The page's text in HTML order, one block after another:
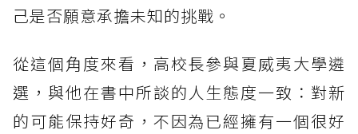
己是否願意承擔未知的挑戰。
從這個角度來看，高校長參與夏威夷大學遴
選，與他在書中所談的人生態度一致：對新
的可能保持好奇，不因為已經擁有一個很好